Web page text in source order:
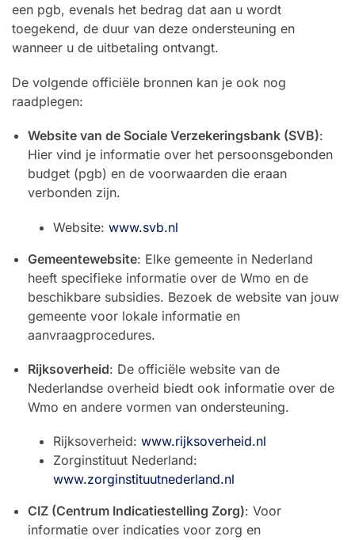
een pgb, evenals het bedrag dat aan u wordt
toegekend, de duur van deze ondersteuning en
wanneer u de uitbetaling ontvangt.
De volgende officiële bronnen kan je ook nog
raadplegen:
Website van de Sociale Verzekeringsbank (SVB):
Hier vind je informatie over het persoonsgebonden
budget (pgb) en de voorwaarden die eraan
verbonden zijn.
Website: www.svb.nl
Gemeentewebsite: Elke gemeente in Nederland
heeft specifieke informatie over de Wmo en de
beschikbare subsidies. Bezoek de website van jouw
gemeente voor lokale informatie en
aanvraagprocedures.
Rijksoverheid: De officiële website van de
Nederlandse overheid biedt ook informatie over de
Wmo en andere vormen van ondersteuning.
Rijksoverheid: www.rijksoverheid.nl
Zorginstituut Nederland:
www.zorginstituutnederland.nl
CIZ (Centrum Indicatiestelling Zorg): Voor
informatie over indicaties voor zorg en